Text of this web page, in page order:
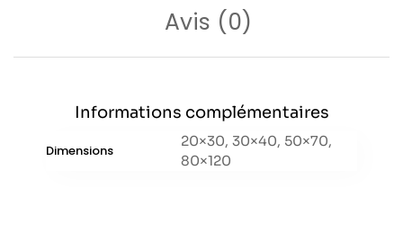
Avis (0)
Informations complémentaires
Dimensions
20×30, 30×40, 50×70,
80×120